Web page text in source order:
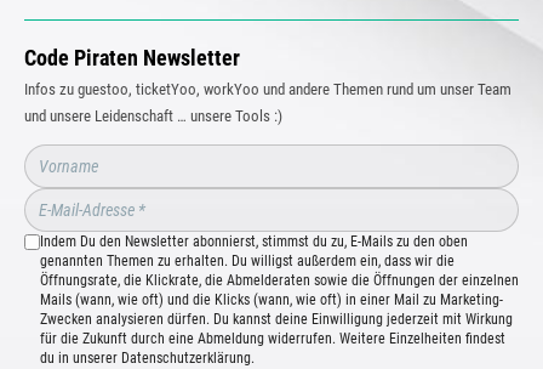
Code Piraten Newsletter
Infos zu guestoo, ticketYoo, workYoo und andere Themen rund um unser Team
und unsere Leidenschaft … unsere Tools :)
Indem Du den Newsletter abonnierst, stimmst du zu, E-Mails zu den oben
genannten Themen zu erhalten. Du willigst außerdem ein, dass wir die
Öffnungsrate, die Klickrate, die Abmelderaten sowie die Öffnungen der einzelnen
Mails (wann, wie oft) und die Klicks (wann, wie oft) in einer Mail zu Marketing-
Zwecken analysieren dürfen. Du kannst deine Einwilligung jederzeit mit Wirkung
für die Zukunft durch eine Abmeldung widerrufen. Weitere Einzelheiten findest
du in unserer Datenschutzerklärung.